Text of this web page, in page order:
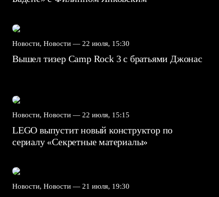
Новости, Новости — 22 июля, 15:30
Вышел тизер Camp Rock 3 с братьями Джонас
Новости, Новости — 22 июля, 15:15
LEGO выпустит новый конструктор по
сериалу «Секретные материалы»
Новости, Новости — 21 июля, 19:30